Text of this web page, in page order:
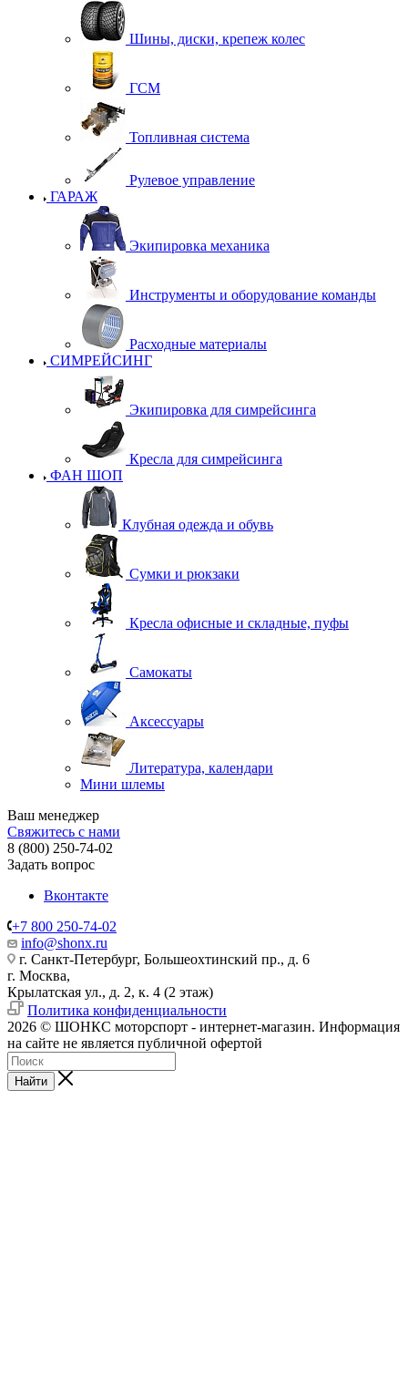
Шины, диски, крепеж колес
ГСМ
Топливная система
Рулевое управление
ГАРАЖ
Экипировка механика
Инструменты и оборудование команды
Расходные материалы
СИМРЕЙСИНГ
Экипировка для симрейсинга
Кресла для симрейсинга
ФАН ШОП
Клубная одежда и обувь
Сумки и рюкзаки
Кресла офисные и складные, пуфы
Самокаты
Аксессуары
Литература, календари
Мини шлемы
Ваш менеджер
Свяжитесь с нами
8 (800) 250-74-02
Задать вопрос
Вконтакте
+7 800 250-74-02
info@shonx.ru
г. Санкт-Петербург, Большеохтинский пр., д. 6
г. Москва,
Крылатская ул., д. 2, к. 4 (2 этаж)
Политика конфиденциальности
2026 © ШОНКС моторспорт - интернет-магазин. Информация
на сайте не является публичной офертой
Найти